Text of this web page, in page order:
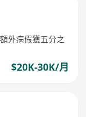
外病假獲五分之
$20K-30K/月